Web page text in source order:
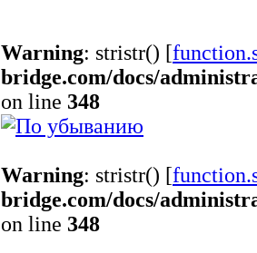
Warning: stristr() [
bridge.com/docs/
on line 348
Warning: stristr() [
bridge.com/docs/
on line 348